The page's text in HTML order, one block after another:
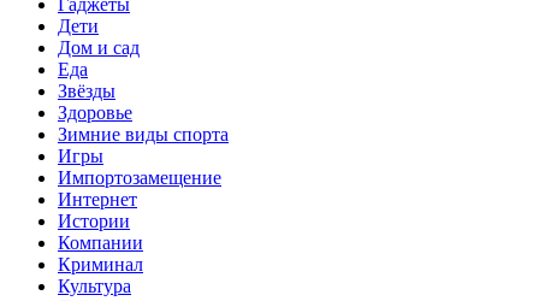
Дети
Дом и сад
Еда
Звёзды
Здоровье
Зимние виды спорта
Игры
Импортозамещение
Интернет
Истории
Компании
Криминал
Культура